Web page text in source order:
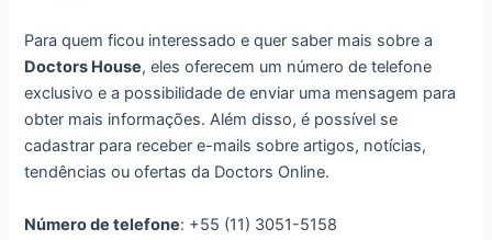
Para quem ficou interessado e quer saber mais sobre a
Doctors House, eles oferecem um número de telefone
exclusivo e a possibilidade de enviar uma mensagem para
obter mais informações. Além disso, é possível se
cadastrar para receber e-mails sobre artigos, notícias,
tendências ou ofertas da Doctors Online.
Número de telefone: +55 (11) 3051-5158